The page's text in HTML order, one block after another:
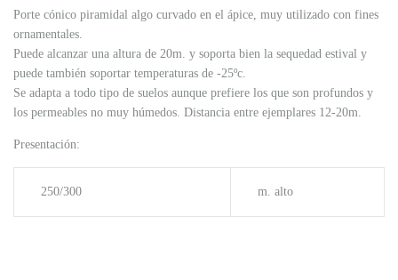
Porte cónico piramidal algo curvado en el ápice, muy utilizado con fines
ornamentales.
Puede alcanzar una altura de 20m. y soporta bien la sequedad estival y
puede también soportar temperaturas de -25ºc.
Se adapta a todo tipo de suelos aunque prefiere los que son profundos y
los permeables no muy húmedos. Distancia entre ejemplares 12-20m.
Presentación:
250/300 m. alto